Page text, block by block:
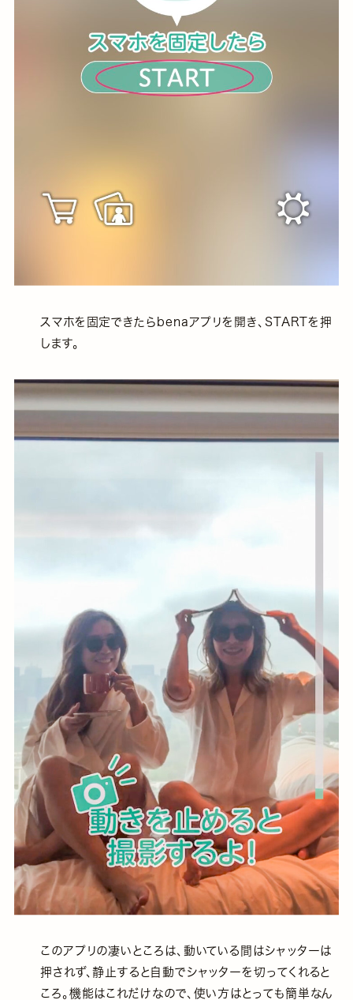
スマホを固定できたらbenaアプリを開き、STARTを押
します。
このアプリの凄いところは、動いている間はシャッターは
押されず、静止すると自動でシャッターを切ってくれると
ころ。機能はこれだけなので、使い方はとっても簡単なん